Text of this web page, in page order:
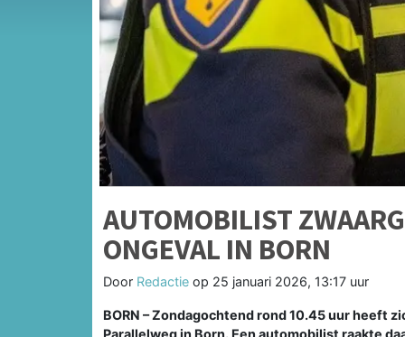
AUTOMOBILIST
ONGEVAL IN BORN
Door Redactie op 25 januari 2026, 13:17 uur
BORN – Zondagochtend rond 10.45 uur heeft
Parallelweg in Born. Een automobilist raakte